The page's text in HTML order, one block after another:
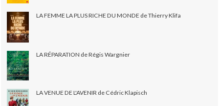
LA FEMME LA PLUS RICHE DU MONDE de Thierry Klifa
LA RÉPARATION de Régis Wargnier
LA VENUE DE L'AVENIR de Cédric Klapisch